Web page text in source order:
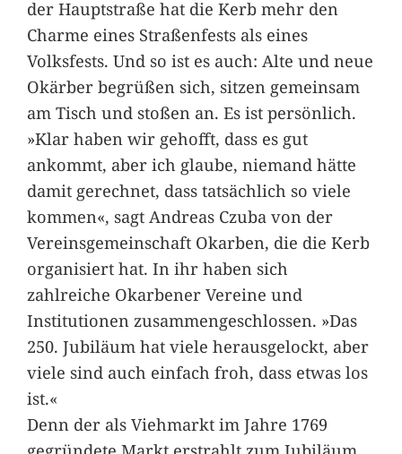
der Hauptstraße hat die Kerb mehr den
Charme eines Straßenfests als eines
Volksfests. Und so ist es auch: Alte und neue
Okärber begrüßen sich, sitzen gemeinsam
am Tisch und stoßen an. Es ist persönlich.
»Klar haben wir gehofft, dass es gut
ankommt, aber ich glaube, niemand hätte
damit gerechnet, dass tatsächlich so viele
kommen«, sagt Andreas Czuba von der
Vereinsgemeinschaft Okarben, die die Kerb
organisiert hat. In ihr haben sich
zahlreiche Okarbener Vereine und
Institutionen zusammengeschlossen. »Das
250. Jubiläum hat viele herausgelockt, aber
viele sind auch einfach froh, dass etwas los
ist.«
Denn der als Viehmarkt im Jahre 1769